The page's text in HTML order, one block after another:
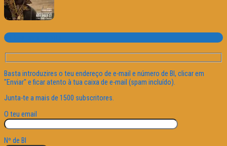
Subscrever o site
Basta introduzires o teu endereço de e-mail e número de BI, clicar em
"Enviar" e ficar atento à tua caixa de e-mail (spam incluído).
Junta-te a mais de 1500 subscritores.
O teu email
Nº de BI